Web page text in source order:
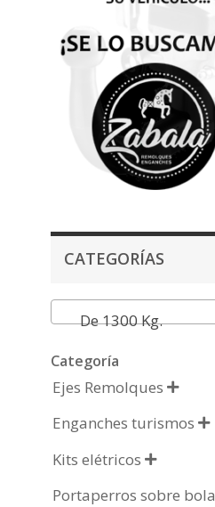
CATEGORÍAS
De 1300 Kg.
Categoría
Ejes Remolques 
Enganches turismos 
Kits elétricos 
Portaperros sobre bola